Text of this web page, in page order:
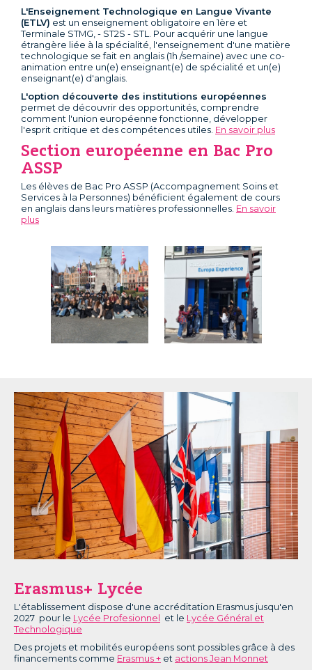
L'Enseignement Technologique en Langue Vivante
(ETLV) est un enseignement obligatoire en 1ère et
Terminale STMG, - ST2S - STL. Pour acquérir une langue
étrangère liée à la spécialité, l'enseignement d'une matière
technologique se fait en anglais (1h /semaine) avec une co-
animation entre un(e) enseignant(e) de spécialité et un(e)
enseignant(e) d'anglais.
L'option découverte des institutions européennes
permet de découvrir des opportunités, comprendre
comment l'union européenne fonctionne, développer
l'esprit critique et des compétences utiles. En savoir plus
Section européenne en Bac Pro
ASSP
Les élèves de Bac Pro ASSP (Accompagnement Soins et
Services à la Personnes) bénéficient également de cours
en anglais dans leurs matières professionnelles. En savoir
plus
Erasmus+ Lycée
L'établissement dispose d'une accréditation Erasmus jusqu'en
2027 pour le Lycée Profesionnel et le Lycée Général et
Technologique
Des projets et mobilités européens sont possibles grâce à des
financements comme Erasmus + et actions Jean Monnet